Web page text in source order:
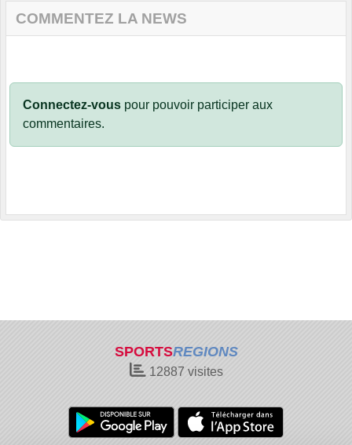
COMMENTEZ LA NEWS
Connectez-vous pour pouvoir participer aux
commentaires.
SPORTSREGIONS
12887 visites